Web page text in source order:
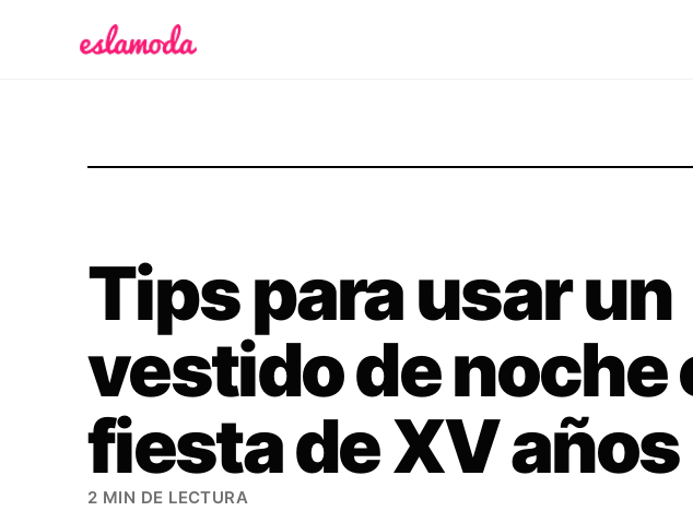
Tips para usar un
vestido de noche
fiesta de XV años
2 MIN DE LECTURA